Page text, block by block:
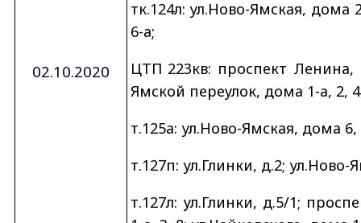
02.10.2020
тк.124л: ул.Ново-Ямская,
6-а;
ЦТП 223кв: проспект
Ямской переулок, дома 1-а, 2,
т.125а: ул.Ново-Ямская, дома 6,
т.127п: ул.Глинки, д.2; ул.Ново-
т.127л: ул.Глинки, д.5/1;